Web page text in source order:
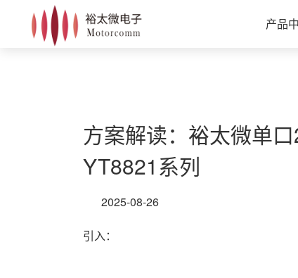
产品
方案解读：裕太微单
YT8821系列
2025-08-26
引入：